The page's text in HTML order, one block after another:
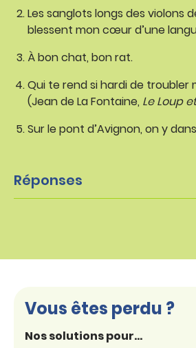
Les sanglots longs des violons
blessent mon cœur d’une
À bon chat, bon rat.
Qui te rend si hardi de troubler
(Jean de La Fontaine, Le Loup
Sur le pont d’Avignon, on y
Réponses
Vous êtes perdu ?
Nos solutions pour...